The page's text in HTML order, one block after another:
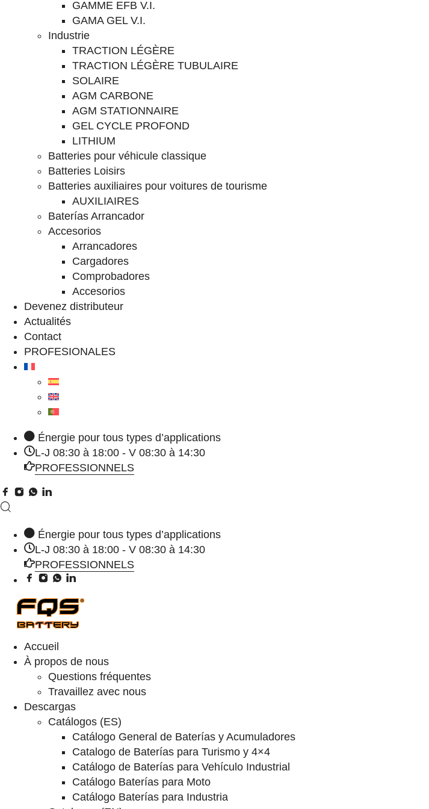
GAMME EFB V.I.
GAMA GEL V.I.
Industrie
TRACTION LÉGÈRE
TRACTION LÉGÈRE TUBULAIRE
SOLAIRE
AGM CARBONE
AGM STATIONNAIRE
GEL CYCLE PROFOND
LITHIUM
Batteries pour véhicule classique
Batteries Loisirs
Batteries auxiliaires pour voitures de tourisme
AUXILIAIRES
Baterías Arrancador
Accesorios
Arrancadores
Cargadores
Comprobadores
Accesorios
Devenez distributeur
Actualités
Contact
PROFESIONALES
Énergie pour tous types d’applications
L-J 08:30 à 18:00 - V 08:30 à 14:30
PROFESSIONNELS
Énergie pour tous types d’applications
L-J 08:30 à 18:00 - V 08:30 à 14:30
PROFESSIONNELS
Accueil
À propos de nous
Questions fréquentes
Travaillez avec nous
Descargas
Catálogos (ES)
Catálogo General de Baterías y Acumuladores
Catalogo de Baterías para Turismo y 4×4
Catálogo de Baterías para Vehículo Industrial
Catálogo Baterías para Moto
Catálogo Baterías para Industria